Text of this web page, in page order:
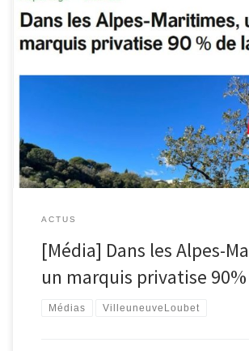
Dans les Alpes-Maritimes, un espace naturel de
désormais interdit au public. Le marquis
embauché des gardes pour faire respecter
issue d’une loi adoptée en février 2023. Lire
reporterre.net/Dans-les-Alpes-Maritimes-un-
ACTUS
[Média] Dans les Alpes-
un marquis privatise
Médias VilleuneuveLoubet